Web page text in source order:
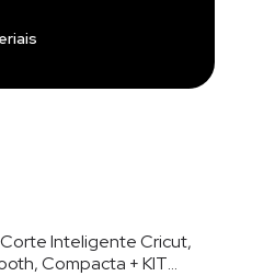
Inteligente Cricut,
Compacta + KIT